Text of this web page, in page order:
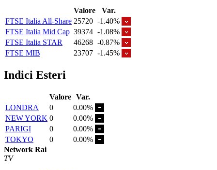
Valore
Var.
FTSE Italia All-Share 25720 -1.40%
FTSE Italia Mid Cap 39374 -1.08%
FTSE Italia STAR
46268 -0.87%
FTSE MIB
23707 -1.45%
Indici Esteri
Valore Var.
LONDRA
0
0.00%
NEW YORK 0
0.00%
PARIGI
0
0.00%
TOKYO
0
0.00%
Network Rai
TV